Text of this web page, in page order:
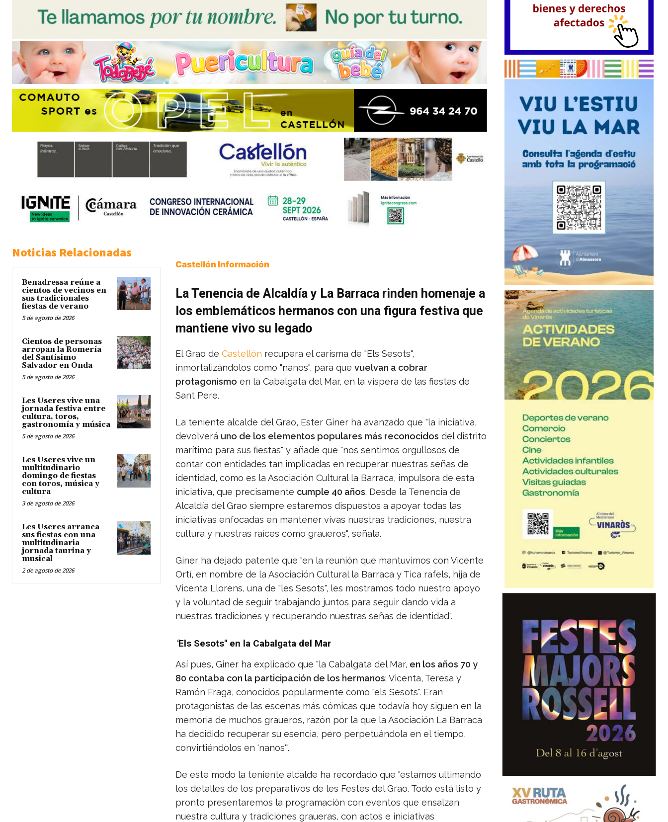
Noticias Relacionadas
Benadressa reúne a
cientos de vecinos en
sus tradicionales
fiestas de verano
5 de agosto de 2026
Cientos de personas
arropan la Romería
del Santísimo
Salvador en Onda
5 de agosto de 2026
Les Useres vive una
jornada festiva entre
cultura, toros,
gastronomía y música
5 de agosto de 2026
Les Useres vive un
multitudinario
domingo de fiestas
con toros, música y
cultura
3 de agosto de 2026
Les Useres arranca
sus fiestas con una
multitudinaria
jornada taurina y
musical
2 de agosto de 2026
Castellón Información
La Tenencia de Alcaldía y La Barraca rinden homenaje a
los emblemáticos hermanos con una figura festiva que
mantiene vivo su legado
El Grao de Castellón recupera el carisma de "Els Sesots",
inmortalizándolos como "nanos", para que vuelvan a cobrar
protagonismo en la Cabalgata del Mar, en la víspera de las fiestas de
Sant Pere.
La teniente alcalde del Grao, Ester Giner ha avanzado que "la iniciativa,
devolverá uno de los elementos populares más reconocidos del distrito
marítimo para sus fiestas" y añade que "nos sentimos orgullosos de
contar con entidades tan implicadas en recuperar nuestras señas de
identidad, como es la Asociación Cultural la Barraca, impulsora de esta
iniciativa, que precisamente cumple 40 años. Desde la Tenencia de
Alcaldía del Grao siempre estaremos dispuestos a apoyar todas las
iniciativas enfocadas en mantener vivas nuestras tradiciones, nuestra
cultura y nuestras raíces como graueros", señala.
Giner ha dejado patente que "en la reunión que mantuvimos con Vicente
Ortí, en nombre de la Asociación Cultural la Barraca y Tica rafels, hija de
Vicenta Llorens, una de "les Sesots", les mostramos todo nuestro apoyo
y la voluntad de seguir trabajando juntos para seguir dando vida a
nuestras tradiciones y recuperando nuestras señas de identidad".
"Els Sesots" en la Cabalgata del Mar
Así pues, Giner ha explicado que "la Cabalgata del Mar, en los años 70 y
80 contaba con la participación de los hermanos; Vicenta, Teresa y
Ramón Fraga, conocidos popularmente como "els Sesots". Eran
protagonistas de las escenas más cómicas que todavía hoy siguen en la
memoria de muchos graueros, razón por la que la Asociación La Barraca
ha decidido recuperar su esencia, pero perpetuándola en el tiempo,
convirtiéndolos en 'nanos'".
De este modo la teniente alcalde ha recordado que "estamos ultimando
los detalles de los preparativos de les Festes del Grao. Todo está listo y
pronto presentaremos la programación con eventos que ensalzan
nuestra cultura y tradiciones graueras, con actos e iniciativas